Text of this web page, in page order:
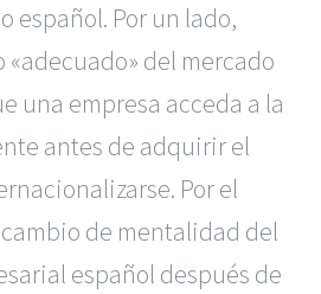
español. Por un lado,
«adecuado» del mercado
una empresa acceda a la
antes de adquirir el
Por el
de mentalidad del
español después de